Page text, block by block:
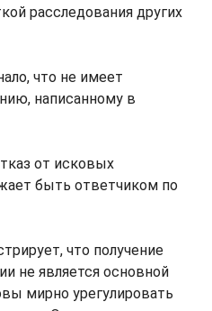
расследования других
что не имеет
написанному в
от исковых
быть ответчиком по
что получение
не является основной
мирно урегулировать